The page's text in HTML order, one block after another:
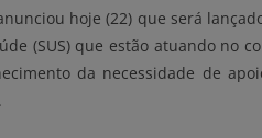
hoje (22) que será
(SUS) que estão atuando no
da necessidade de